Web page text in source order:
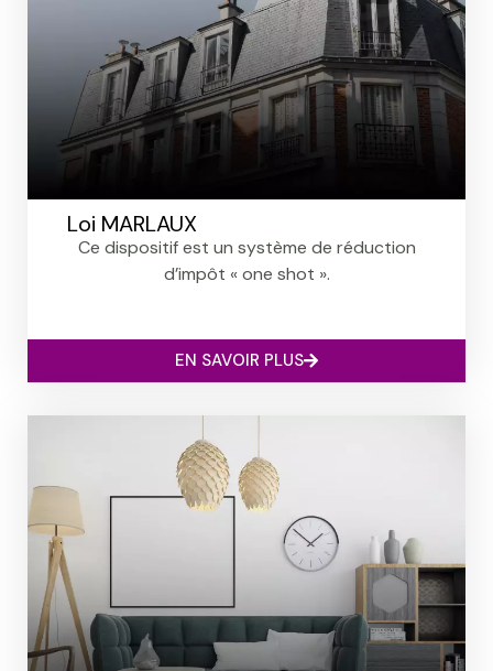
Loi MARLAUX
Ce dispositif est un système de réduction
d’impôt « one shot ».
EN SAVOIR PLUS